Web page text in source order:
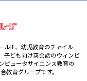
ルIE、幼児教育のチャイル
子ども向け英会話のウィンビ
ピュータサイエンス教育の
教育グループです。